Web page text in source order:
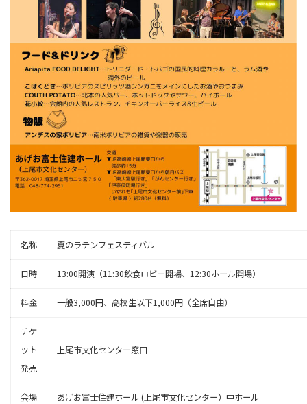
名称 夏のラテンフェスティバル
日時 13:00開演（11:30飲食ロビー開場、12:30ホール開場）
料金 一般3,000円、高校生以下1,000円（全席自由）
チケ
ット
発売
上尾市文化センター窓口
会場 あげお富士住建ホール (上尾市文化センター）中ホール